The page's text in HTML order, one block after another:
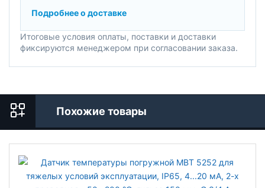
Подробнее о доставке
Итоговые условия оплаты, поставки и доставки
фиксируются менеджером при согласовании заказа.
Похожие товары